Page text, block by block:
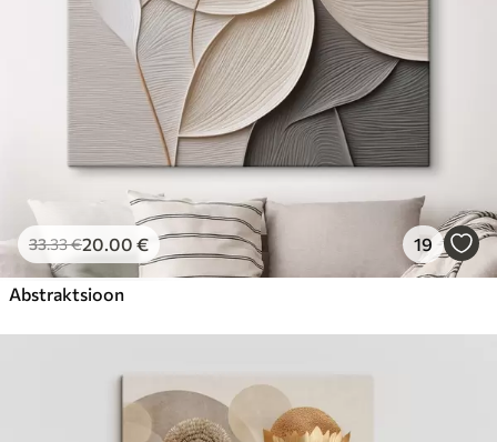
33.33€20.00 € 19
Abstraktsioon